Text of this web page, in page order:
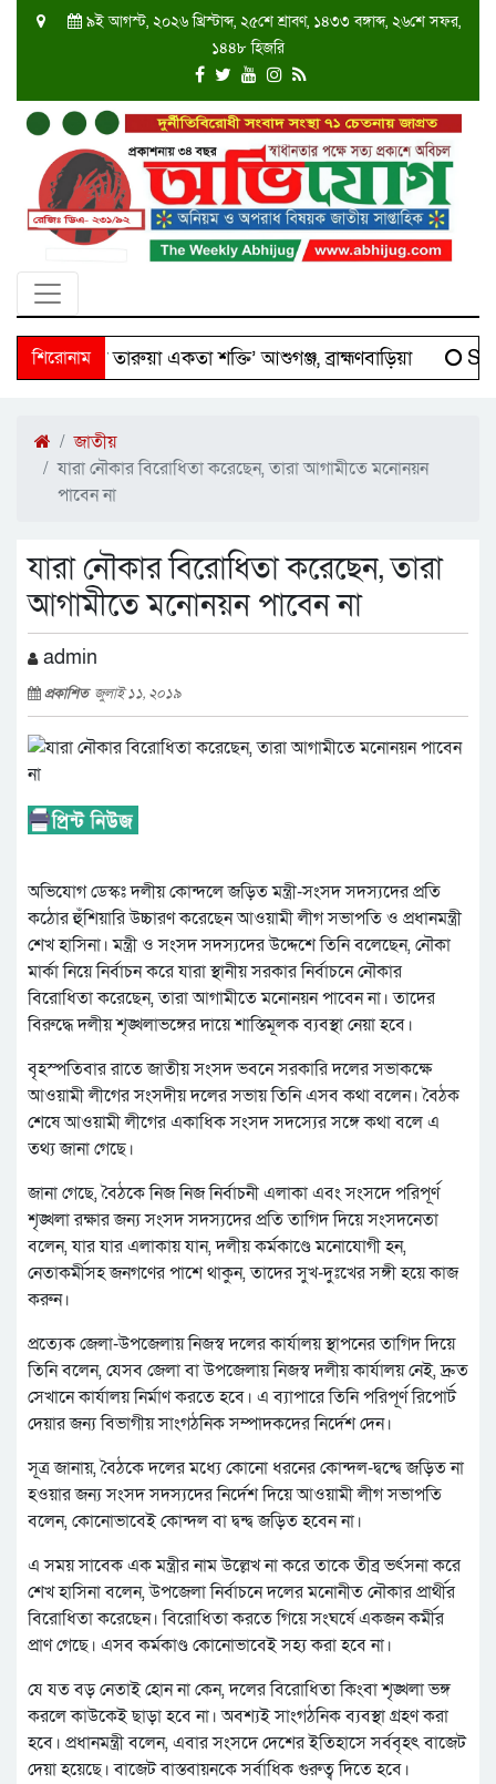
৯ই আগস্ট, ২০২৬ খ্রিস্টাব্দ, ২৫শে শ্রাবণ, ১৪৩৩ বঙ্গাব্দ, ২৬শে সফর,
১৪৪৮ হিজরি
শিরোনাম
‘দক্ষিণ তারুয়া একতা শক্তি’ আশুগঞ্জ, ব্রাহ্মণবাড়িয়া
জাতীয়
যারা নৌকার বিরোধিতা করেছেন, তারা আগামীতে মনোনয়ন
পাবেন না
যারা নৌকার বিরোধিতা করেছেন, তারা
আগামীতে মনোনয়ন পাবেন না
admin
প্রকাশিত জুলাই ১১, ২০১৯
অভিযোগ ডেস্কঃ দলীয় কোন্দলে জড়িত মন্ত্রী-সংসদ সদস্যদের প্রতি
কঠোর হুঁশিয়ারি উচ্চারণ করেছেন আওয়ামী লীগ সভাপতি ও প্রধানমন্ত্রী
শেখ হাসিনা। মন্ত্রী ও সংসদ সদস্যদের উদ্দেশে তিনি বলেছেন, নৌকা
মার্কা নিয়ে নির্বাচন করে যারা স্থানীয় সরকার নির্বাচনে নৌকার
বিরোধিতা করেছেন, তারা আগামীতে মনোনয়ন পাবেন না। তাদের
বিরুদ্ধে দলীয় শৃঙ্খলাভঙ্গের দায়ে শাস্তিমূলক ব্যবস্থা নেয়া হবে।
বৃহস্পতিবার রাতে জাতীয় সংসদ ভবনে সরকারি দলের সভাকক্ষে
আওয়ামী লীগের সংসদীয় দলের সভায় তিনি এসব কথা বলেন। বৈঠক
শেষে আওয়ামী লীগের একাধিক সংসদ সদস্যের সঙ্গে কথা বলে এ
তথ্য জানা গেছে।
জানা গেছে, বৈঠকে নিজ নিজ নির্বাচনী এলাকা এবং সংসদে পরিপূর্ণ
শৃঙ্খলা রক্ষার জন্য সংসদ সদস্যদের প্রতি তাগিদ দিয়ে সংসদনেতা
বলেন, যার যার এলাকায় যান, দলীয় কর্মকাণ্ডে মনোযোগী হন,
নেতাকর্মীসহ জনগণের পাশে থাকুন, তাদের সুখ-দুঃখের সঙ্গী হয়ে কাজ
করুন।
প্রত্যেক জেলা-উপজেলায় নিজস্ব দলের কার্যালয় স্থাপনের তাগিদ দিয়ে
তিনি বলেন, যেসব জেলা বা উপজেলায় নিজস্ব দলীয় কার্যালয় নেই, দ্রুত
সেখানে কার্যালয় নির্মাণ করতে হবে। এ ব্যাপারে তিনি পরিপূর্ণ রিপোর্ট
দেয়ার জন্য বিভাগীয় সাংগঠনিক সম্পাদকদের নির্দেশ দেন।
সূত্র জানায়, বৈঠকে দলের মধ্যে কোনো ধরনের কোন্দল-দ্বন্দ্বে জড়িত না
হওয়ার জন্য সংসদ সদস্যদের নির্দেশ দিয়ে আওয়ামী লীগ সভাপতি
বলেন, কোনোভাবেই কোন্দল বা দ্বন্দ্ব জড়িত হবেন না।
এ সময় সাবেক এক মন্ত্রীর নাম উল্লেখ না করে তাকে তীব্র ভর্ৎসনা করে
শেখ হাসিনা বলেন, উপজেলা নির্বাচনে দলের মনোনীত নৌকার প্রার্থীর
বিরোধিতা করেছেন। বিরোধিতা করতে গিয়ে সংঘর্ষে একজন কর্মীর
প্রাণ গেছে। এসব কর্মকাণ্ড কোনোভাবেই সহ্য করা হবে না।
যে যত বড় নেতাই হোন না কেন, দলের বিরোধিতা কিংবা শৃঙ্খলা ভঙ্গ
করলে কাউকেই ছাড়া হবে না। অবশ্যই সাংগঠনিক ব্যবস্থা গ্রহণ করা
হবে। প্রধানমন্ত্রী বলেন, এবার সংসদে দেশের ইতিহাসে সর্ববৃহৎ বাজেট
দেয়া হয়েছে। বাজেট বাস্তবায়নকে সর্বাধিক গুরুত্ব দিতে হবে।